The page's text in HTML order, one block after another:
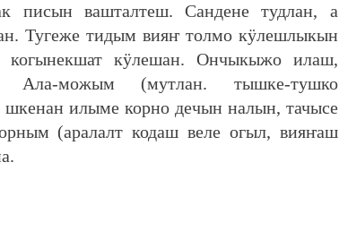
вашталтеш. Сандене тудлан, а
Тугеже тидым вияҥ толмо кӱлешлыкын
кӱлешан. Ончыкыжо илаш,
можым (мутлан. тышке-тушко
илыме корно дечын налын, тачысе
(аралалт кодаш веле огыл, вияҥаш